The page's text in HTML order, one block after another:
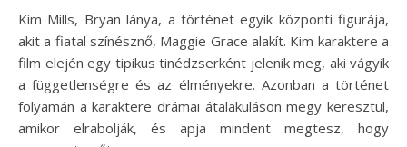
Kim Mills, Bryan lánya, a történet egyik központi figurája,
akit a fiatal színésznő, Maggie Grace alakít. Kim karaktere a
film elején egy tipikus tinédzserként jelenik meg, aki vágyik
a függetlenségre és az élményekre. Azonban a történet
folyamán a karaktere drámai átalakuláson megy keresztül,
amikor elrabolják, és apja mindent megtesz, hogy